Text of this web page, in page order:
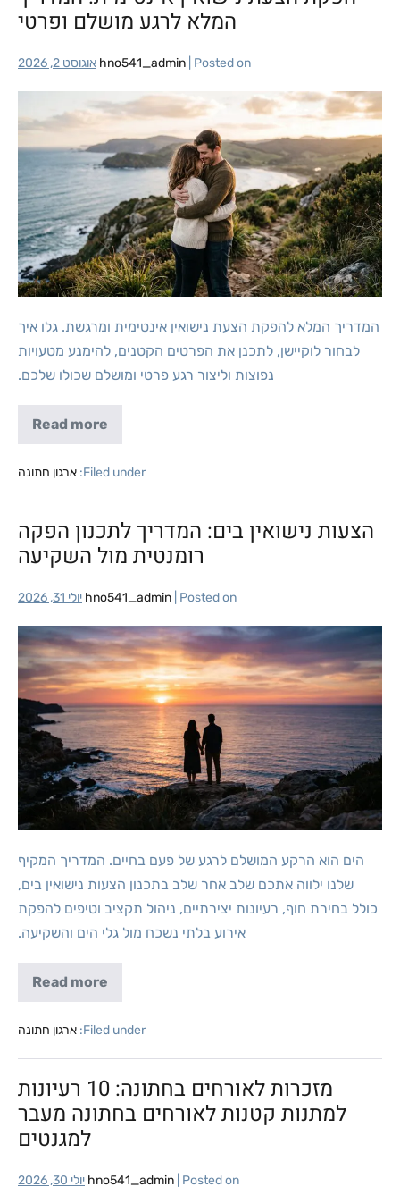
המלא לרגע מושלם ופרטי
hno541_admin |Posted on אוגוסט 2, 2026
המדריך המלא להפקת הצעת נישואין אינטימית ומרגשת. גלו איך
לבחור לוקיישן, לתכנן את הפרטים הקטנים, להימנע מטעויות
נפוצות וליצור רגע פרטי ומושלם שכולו שלכם.
Read more
Filed under: ארגון חתונה
הצעות נישואין בים: המדריך לתכנון הפקה
רומנטית מול השקיעה
hno541_admin |Posted on יולי 31, 2026
הים הוא הרקע המושלם לרגע של פעם בחיים. המדריך המקיף
שלנו ילווה אתכם שלב אחר שלב בתכנון הצעות נישואין בים,
כולל בחירת חוף, רעיונות יצירתיים, ניהול תקציב וטיפים להפקת
אירוע בלתי נשכח מול גלי הים והשקיעה.
Read more
Filed under: ארגון חתונה
מזכרות לאורחים בחתונה: 10 רעיונות
למתנות קטנות לאורחים בחתונה מעבר
למגנטים
hno541_admin |Posted on יולי 30, 2026